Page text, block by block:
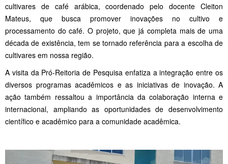
cultivares de café arábica, coordenado pelo docente Cleiton
Mateus, que busca promover inovações no cultivo e
processamento do café. O projeto, que já completa mais de uma
década de existência, tem se tornado referência para a escolha de
cultivares em nossa região.
A visita da Pró-Reitoria de Pesquisa enfatiza a integração entre os
diversos programas acadêmicos e as iniciativas de inovação. A
ação também ressaltou a importância da colaboração interna e
internacional, ampliando as oportunidades de desenvolvimento
científico e acadêmico para a comunidade acadêmica.